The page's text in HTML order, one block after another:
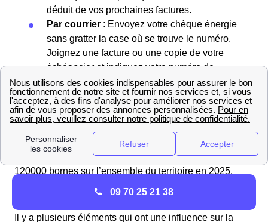
déduit de vos prochaines factures.
Par courrier : Envoyez votre chèque énergie
sans gratter la case où se trouve le numéro.
Joignez une facture ou une copie de votre
échéancier et indiquez votre numéro de
contrat au dos du chèque.
Stations de chargement électrique en France
de nombreuses bornes de recharge sont installées
chaque année. On en compte désormais plus de
120000 bornes sur l’ensemble du territoire en 2025.
Les différences de facture énergétique à L'Étoile
Il y a plusieurs éléments qui ont une influence sur la
09 70 25 21 38